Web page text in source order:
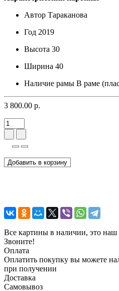
Автор Тараканова
Год 2019
Высота 30
Ширина 40
Наличие рамы В раме
3 800.00 р.
Добавить в корзину
Все картины в наличии, это
Звоните!
Оплата
Оплатить покупку вы можете
при получении
Доставка
Самовывоз